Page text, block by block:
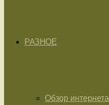
РАЗНОЕ
Обзор интернета